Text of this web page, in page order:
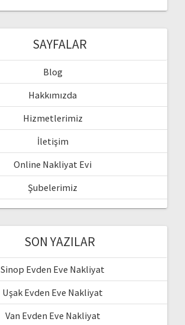
SAYFALAR
Blog
Hakkımızda
Hizmetlerimiz
İletişim
Online Nakliyat Evi
Şubelerimiz
SON YAZILAR
Sinop Evden Eve Nakliyat
Uşak Evden Eve Nakliyat
Van Evden Eve Nakliyat